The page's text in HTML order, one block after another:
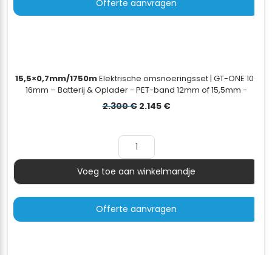
Offerte aanvragen
15,5×0,7mm/1750mElektrische omsnoeringsset | GT-ONE 10-
16mm – Batterij & Oplader - PET-band 12mm of 15,5mm -
dispenserwagen - 15,5×0,7mm/1750m
2.300€ Oorspronkelijke
2.145 €Huidige
Aantal
Voeg toe aan winkelmandje
Offerte aanvragen